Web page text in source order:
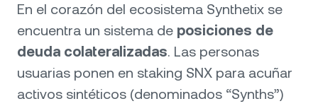
En el corazón del ecosistema Synthetix se
encuentra un sistema de posiciones de
deuda colateralizadas. Las personas
usuarias ponen en staking SNX para acuñar
activos sintéticos (denominados “Synths”)